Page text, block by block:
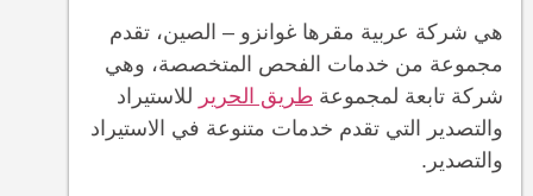
هي شركة عربية مقرها غوانزو – الصين، تقدم
مجموعة من خدمات الفحص المتخصصة، وهي
شركة تابعة لمجموعة طريق الحرير للاستيراد
والتصدير التي تقدم خدمات متنوعة في الاستيراد
والتصدير.